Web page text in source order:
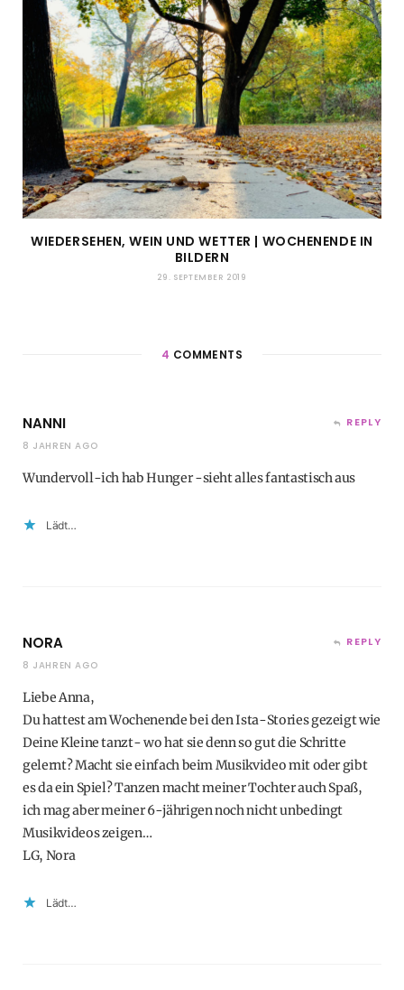
WIEDERSEHEN, WEIN UND WETTER | WOCHENENDE IN
BILDERN
29. SEPTEMBER 2019
4 COMMENTS
NANNI
8 JAHREN AGO
REPLY
Wundervoll-ich hab Hunger -sieht alles fantastisch aus
Lädt…
NORA
8 JAHREN AGO
REPLY
Liebe Anna,
Du hattest am Wochenende bei den Ista-Stories gezeigt wie
Deine Kleine tanzt- wo hat sie denn so gut die Schritte
gelernt? Macht sie einfach beim Musikvideo mit oder gibt
es da ein Spiel? Tanzen macht meiner Tochter auch Spaß,
ich mag aber meiner 6-jährigen noch nicht unbedingt
Musikvideos zeigen…
LG, Nora
Lädt…